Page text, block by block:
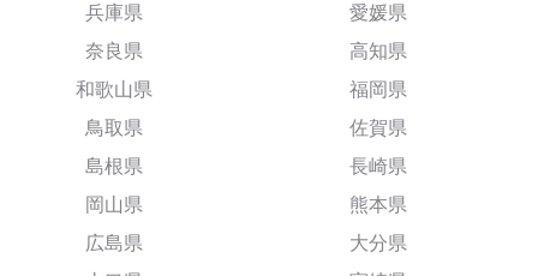
兵庫県
奈良県
和歌山県
鳥取県
島根県
岡山県
広島県
愛媛県
高知県
福岡県
佐賀県
長崎県
熊本県
大分県